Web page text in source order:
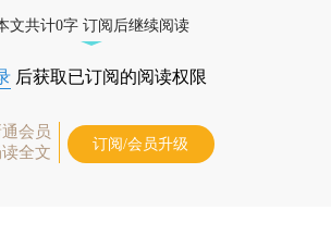
文共计0字 订阅后继续阅读
后获取已订阅的阅读权限
会员
全文
订阅/会员升级